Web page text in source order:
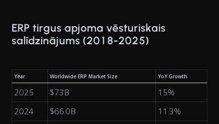
ERP tirgus apjoma vēsturiskais
salīdzinājums (2018-2025)
Year Worldwide ERP Market Size YoY Growth
2025 $73B
15%
2024
$66.0B
11.3%